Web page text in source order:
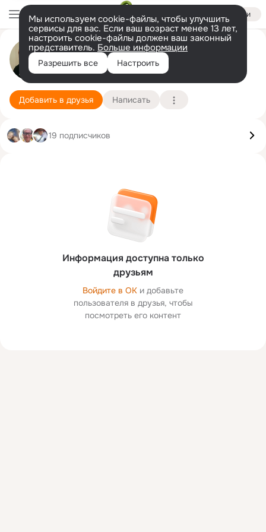
Войти
Мы используем cookie-файлы, чтобы улучшить
сервисы для вас. Если ваш возраст менее 13 лет,
настроить cookie-файлы должен ваш законный
представитель. Больше информации
Разрешить все Настроить
Наталья Попова
21 мая (46 лет)
Добавить в друзья Написать
Информация доступна только
друзьям
Войдите в ОК и добавьте
пользователя в друзья, чтобы
посмотреть его контент
19 подписчиков